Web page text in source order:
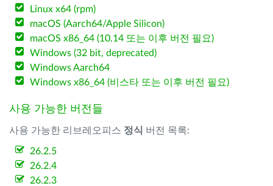
Linux x64 (rpm)
macOS (Aarch64/Apple Silicon)
macOS x86_64 (10.14 또는 이후 버전 필요)
Windows (32 bit, deprecated)
Windows Aarch64
Windows x86_64 (비스타 또는 이후 버전 필요)
사용 가능한 버전들
사용 가능한 리브레오피스 정식 버전 목록:
26.2.5
26.2.4
26.2.3